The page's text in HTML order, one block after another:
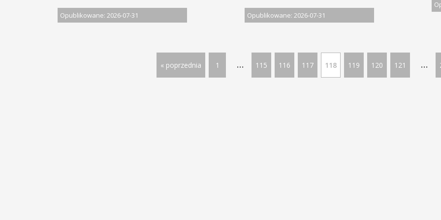
Opublikowane: 2026-07-31 Opublikowane: 2026-07-31
« poprzednia 1 ... 115 116 117 118 119 120 121 ...